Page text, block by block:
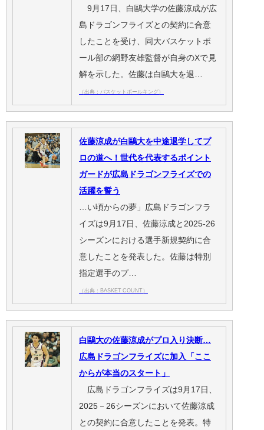
9月17日、白鷗大学の佐藤涼成が広
島ドラゴンフライズとの契約に合意
したことを受け、同大バスケットボ
ール部の網野友雄監督が自身のXで見
解を示した。佐藤は白鷗大を退…
（出典：バスケットボールキング）
佐藤涼成が白鷗大を中途退学してプ
ロの道へ！世代を代表するポイント
ガードが広島ドラゴンフライズでの
活躍を誓う
…い頃からの夢」広島ドラゴンフラ
イズは9月17日、佐藤涼成と2025-26
シーズンにおける選手新規契約に合
意したことを発表した。佐藤は特別
指定選手のプ…
（出典：BASKET COUNT）
白鷗大の佐藤涼成がプロ入り決断…
広島ドラゴンフライズに加入「ここ
からが本当のスタート」
広島ドラゴンフライズは9月17日、
2025－26シーズンにおいて佐藤涼成
との契約に合意したことを発表。特